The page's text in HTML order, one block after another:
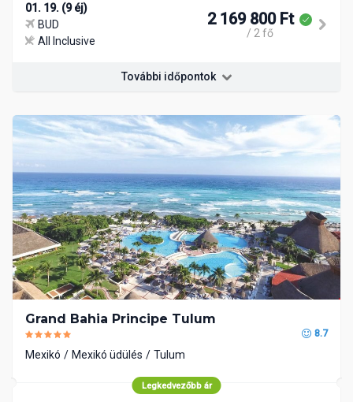
01. 19. (9 éj)
BUD
All Inclusive
2 169 800 Ft
/ 2 fő
További időpontok
Grand Bahia Principe Tulum
8.7
Mexikó Mexikó üdülés Tulum
Legkedvezőbb ár